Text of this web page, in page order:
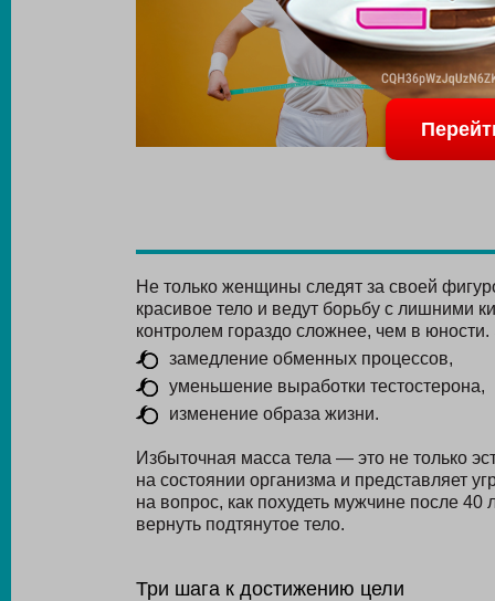
Не только женщины следят за своей
красивое тело и ведут борьбу с лишними
контролем гораздо сложнее, чем в
замедление обменных процессов,
уменьшение выработки тестостерона,
изменение образа жизни.
Избыточная масса тела — это не только
на состоянии организма и представляет
на вопрос, как похудеть мужчине после 40
вернуть подтянутое тело.
Три шага к достижению цели